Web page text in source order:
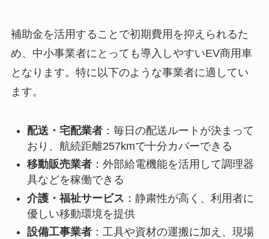
補助金を活用することで初期費用を抑えられるた
め、中小事業者にとっても導入しやすいEV商用車
となります。特に以下のような事業者に適してい
ます。
配送・宅配業者：毎日の配送ルートが決まって
おり、航続距離257kmで十分カバーできる
移動販売業者：外部給電機能を活用して調理器
具などを稼働できる
介護・福祉サービス ：静粛性が高く、利用者に
優しい移動環境を提供
設備工事業者：工具や資材の運搬に加え、現場